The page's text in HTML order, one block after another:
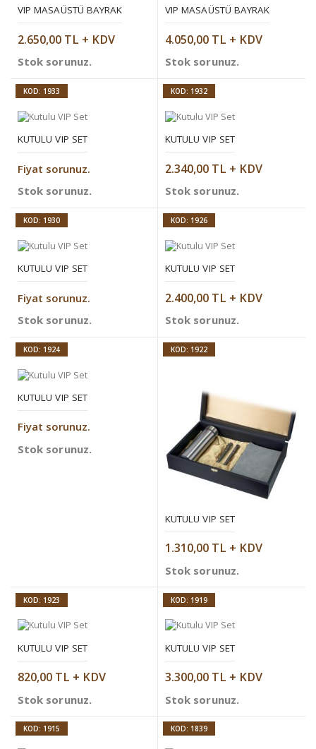
VIP MASAÜSTÜ BAYRAK
2.650,00 TL + KDV
Stok sorunuz.
VIP MASAÜSTÜ BAYRAK
4.050,00 TL + KDV
Stok sorunuz.
KOD: 1933
KUTULU VIP SET
Fiyat sorunuz.
Stok sorunuz.
KOD: 1932
KUTULU VIP SET
2.340,00 TL + KDV
Stok sorunuz.
KOD: 1930
KUTULU VIP SET
Fiyat sorunuz.
Stok sorunuz.
KOD: 1926
KUTULU VIP SET
2.400,00 TL + KDV
Stok sorunuz.
KOD: 1924
KUTULU VIP SET
Fiyat sorunuz.
Stok sorunuz.
KOD: 1922
KUTULU VIP SET
1.310,00 TL + KDV
Stok sorunuz.
KOD: 1923
KUTULU VIP SET
820,00 TL + KDV
Stok sorunuz.
KOD: 1919
KUTULU VIP SET
3.300,00 TL + KDV
Stok sorunuz.
KOD: 1915 KOD: 1839